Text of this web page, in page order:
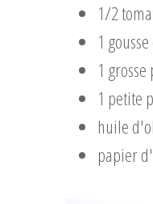
1/2
1
1
1 petite
huile
papier